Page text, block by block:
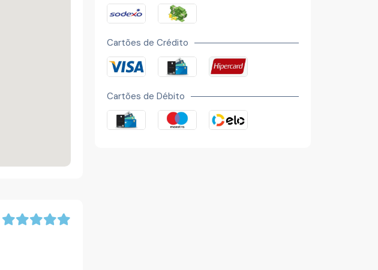
Cartões de Crédito
Cartões de Débito